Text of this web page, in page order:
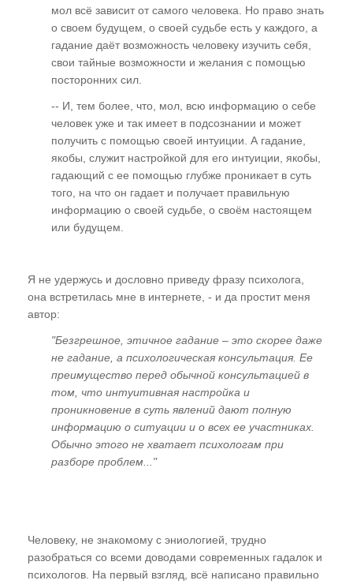
мол всё зависит от самого человека. Но право знать
о своем будущем, о своей судьбе есть у каждого, а
гадание даёт возможность человеку изучить себя,
свои тайные возможности и желания с помощью
посторонних сил.
-- И, тем более, что, мол, всю информацию о себе
человек уже и так имеет в подсознании и может
получить с помощью своей интуиции. А гадание,
якобы, служит настройкой для его интуиции, якобы,
гадающий с ее помощью глубже проникает в суть
того, на что он гадает и получает правильную
информацию о своей судьбе, о своём настоящем
или будущем.
Я не удержусь и дословно приведу фразу психолога,
она встретилась мне в интернете, - и да простит меня
автор:
"Безгрешное, этичное гадание – это скорее даже
не гадание, а психологическая консультация. Ее
преимущество перед обычной консультацией в
том, что интуитивная настройка и
проникновение в суть явлений дают полную
информацию о ситуации и о всех ее участниках.
Обычно этого не хватает психологам при
разборе проблем..."
Человеку, не знакомому с эниологией, трудно
разобраться со всеми доводами современных гадалок и
психологов. На первый взгляд, всё написано правильно